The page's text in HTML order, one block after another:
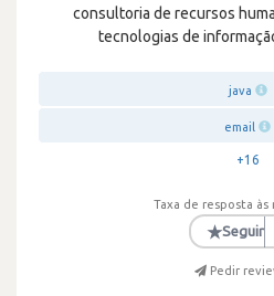
consultoria de recursos
tecnologias de
java
email
+16
Taxa de resposta às
★Seguir
Pedir